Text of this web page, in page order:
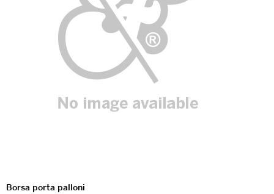
Borsa porta palloni